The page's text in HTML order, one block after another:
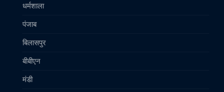
धर्मशाला
पंजाब
बिलासपुर
बीबीएन
मंडी